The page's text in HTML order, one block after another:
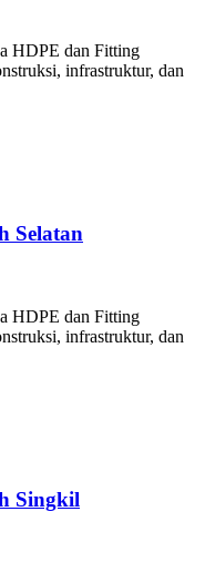
HDPE dan Fitting
infrastruktur, dan
Selatan
HDPE dan Fitting
infrastruktur, dan
Singkil